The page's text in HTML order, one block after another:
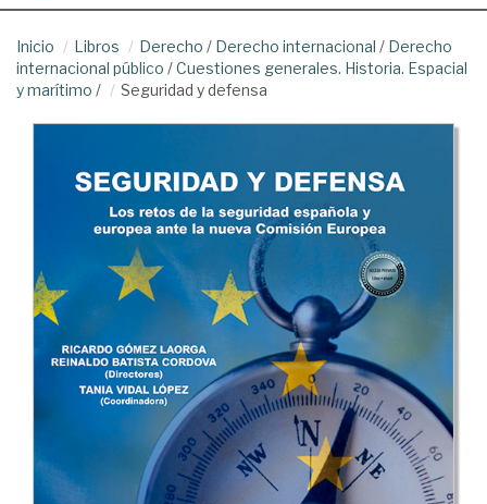
Inicio Libros Derecho / Derecho internacional / Derecho
internacional público /Cuestiones generales. Historia. Espacial
y marítimo / Seguridad y defensa